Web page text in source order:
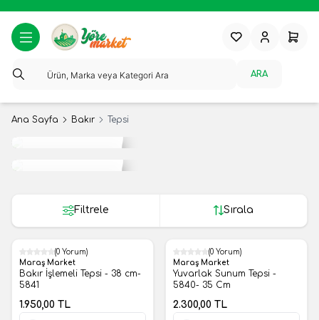
ARA
FavorilerimHesabım
Ana Sayfa Bakır Tepsi
MeyvelerFiltrele Sırala
Yeni
(0 Yorum)
Maraş Market
Bakır İşlemeli Tepsi - 38 cm-
5841
1.950,00 TL
Yeni
(0 Yorum)
Maraş Market
Yuvarlak Sunum Tepsi -
5840- 35 Cm
2.300,00 TL